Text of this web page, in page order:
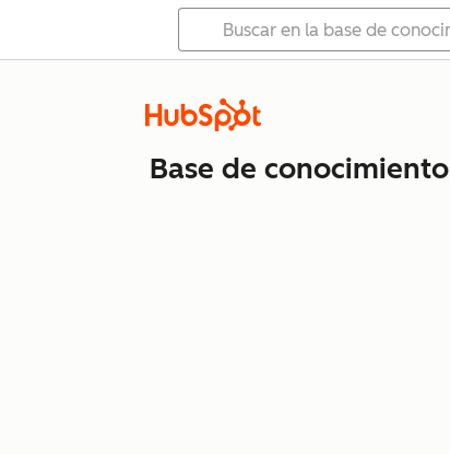
Base de